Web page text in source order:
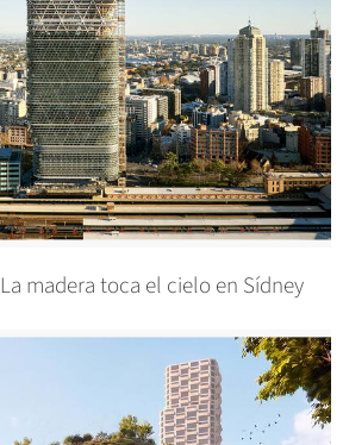
La madera toca el cielo en Sídney